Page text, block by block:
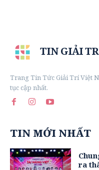
TIN GIẢI
Trang Tin Tức Giải Trí Việt
tục cập nhất.
TIN MỚI NHẤT
ra